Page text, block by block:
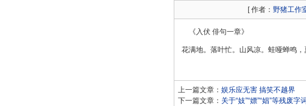
[ 作者： 野猪工作
《入伏 俳句一章》
花满地。落叶忙。山风凉。蛙哑蝉鸣
上一篇文章： 娱乐应无害 搞笑不越界
下一篇文章： 关于“妓”“嫖”“娼”等残废字词